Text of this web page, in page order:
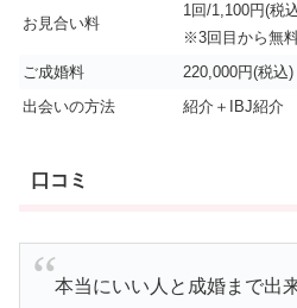
お見合い料
1回/1,100円(税
※3回目から無
ご成婚料
220,000円(税込)
出会いの方法
紹介＋IBJ紹介
口コミ
本当にいい人と成婚まで出